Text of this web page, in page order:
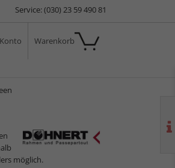
Service: (030) 23 59 490 81
Warenkorb
möglich.